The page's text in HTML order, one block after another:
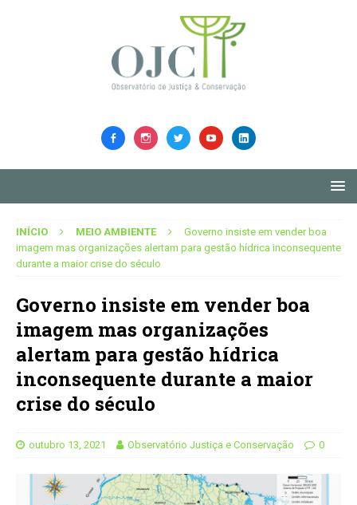
INÍCIO MEIO AMBIENTE
Governo insiste em vender boa
imagem mas organizações alertam para gestão hídrica inconsequente
durante a maior crise do século
Governo insiste em vender boa
imagem mas organizações
alertam para gestão hídrica
inconsequente durante a maior
crise do século
outubro 13, 2021 Observatório Justiça e Conservação 0